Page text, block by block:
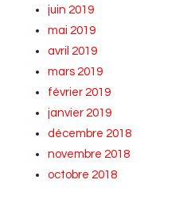
juin 2019
mai 2019
avril 2019
mars 2019
février 2019
janvier 2019
décembre 2018
novembre 2018
octobre 2018